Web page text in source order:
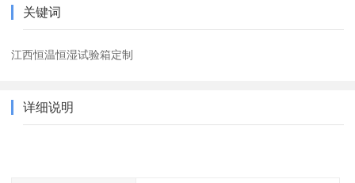
关键词
江西恒温恒湿试验箱定制
详细说明